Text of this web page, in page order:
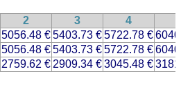
2 3 4
5056.48 €5403.73 €5722.78 €
5056.48 €5403.73 €5722.78 €
2759.62 € 2909.34 €3045.48 €